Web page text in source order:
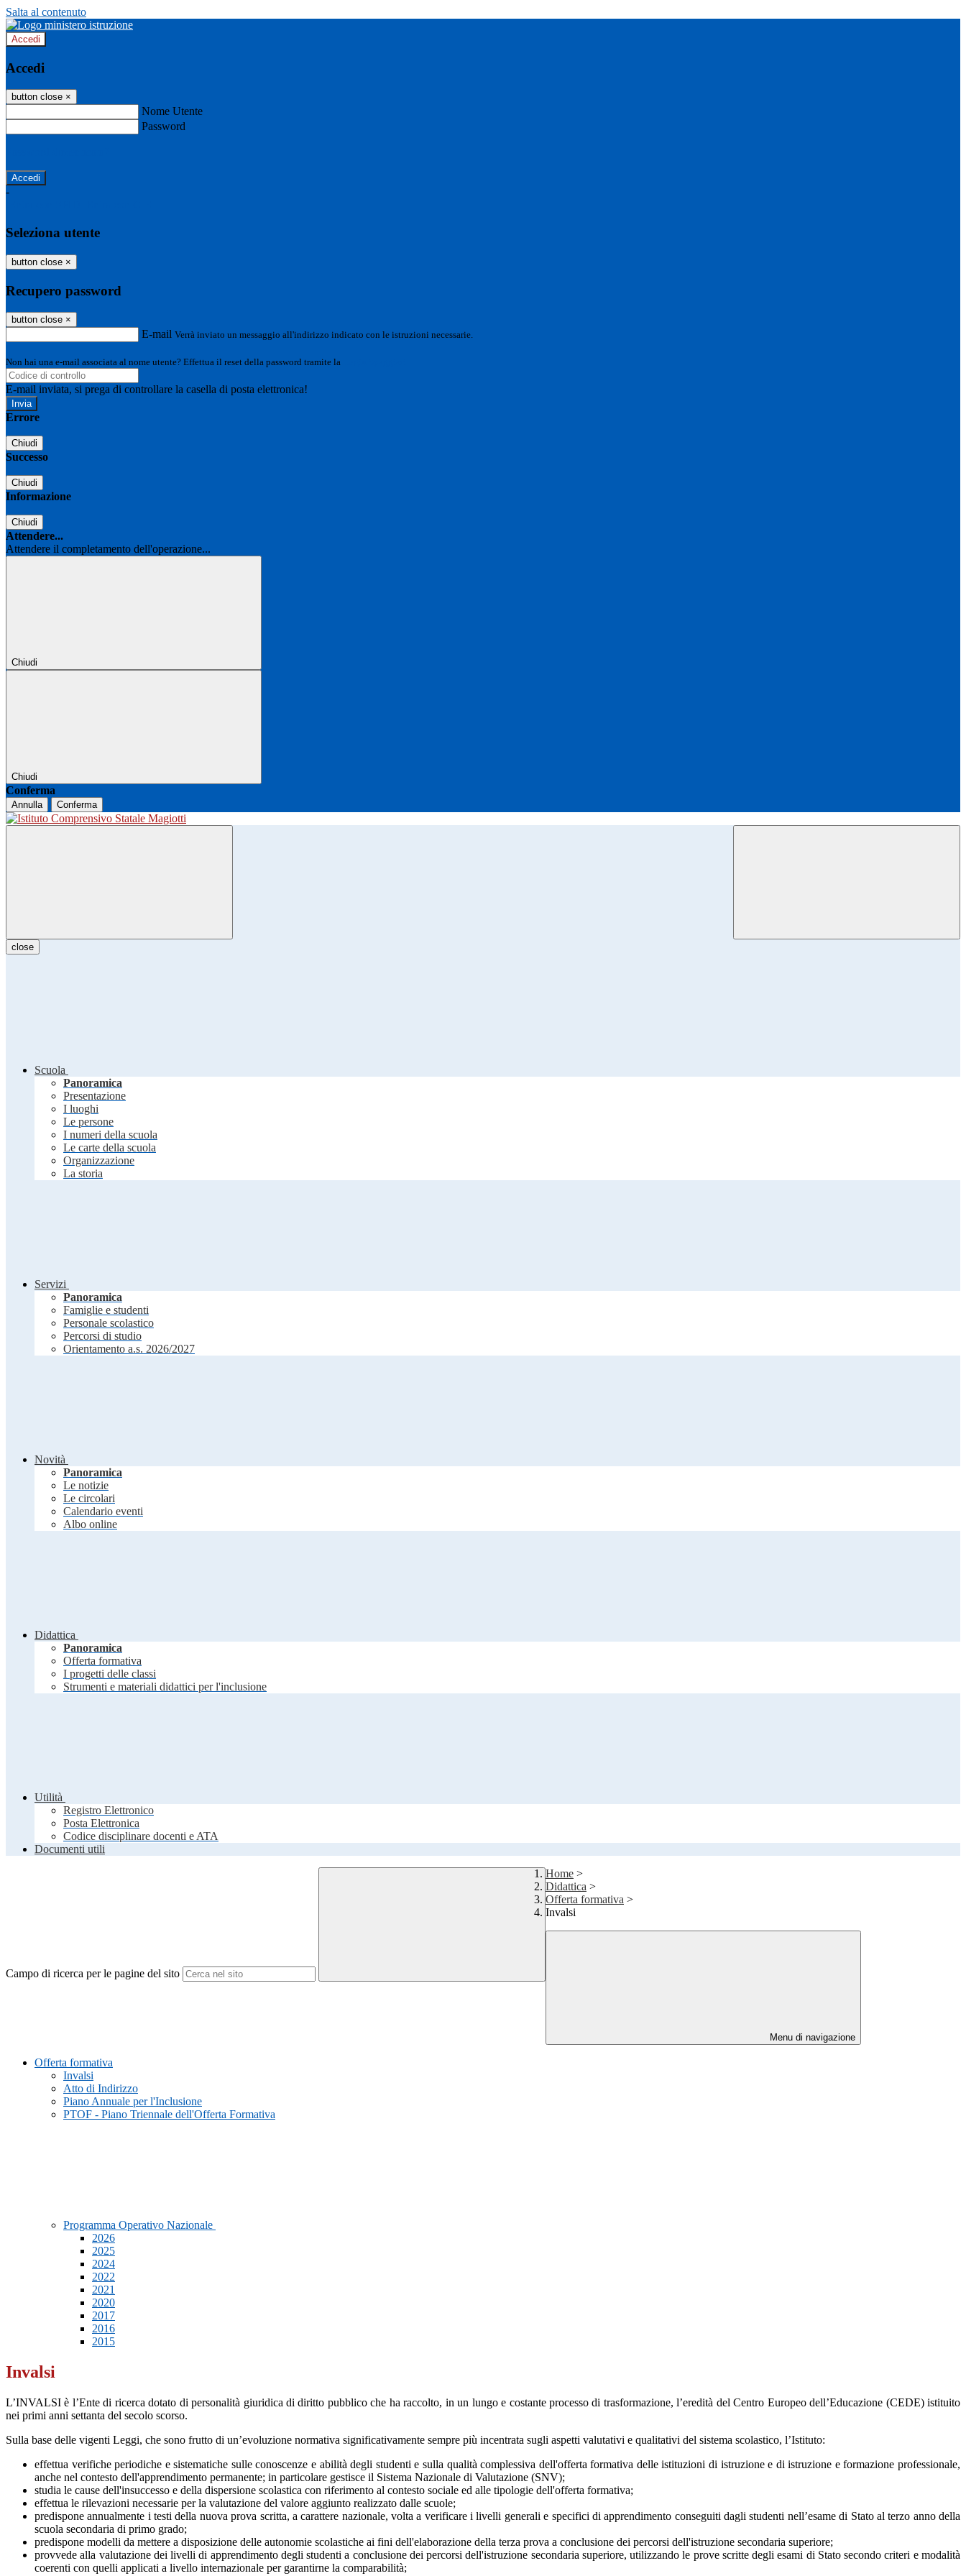
Salta al contenuto
Accedi
Accedi
button close ×
Nome Utente
Password
-
Seleziona utente
button close ×
Recupero password
button close ×
E-mail Verrà inviato un messaggio all'indirizzo indicato con le istruzioni necessarie.
Non hai una e-mail associata al nome utente? Effettua il reset della password tramite la
E-mail inviata, si prega di controllare la casella di posta elettronica!
Errore
Chiudi
Successo
Chiudi
Informazione
Chiudi
Attendere...
Attendere il completamento dell'operazione...
Chiudi
Chiudi
Conferma
Annulla Conferma
close
Scuola
Panoramica
Presentazione
I luoghi
Le persone
I numeri della scuola
Le carte della scuola
Organizzazione
La storia
Servizi
Panoramica
Famiglie e studenti
Personale scolastico
Percorsi di studio
Orientamento a.s. 2026/2027
Novità
Panoramica
Le notizie
Le circolari
Calendario eventi
Albo online
Didattica
Panoramica
Offerta formativa
I progetti delle classi
Strumenti e materiali didattici per l'inclusione
Utilità
Registro Elettronico
Posta Elettronica
Codice disciplinare docenti e ATA
Documenti utili
Campo di ricerca per le pagine del sito
Home >
Didattica >
Offerta formativa >
Invalsi
Menu di navigazione
Offerta formativa
Invalsi
Atto di Indirizzo
Piano Annuale per l'Inclusione
PTOF - Piano Triennale dell'Offerta Formativa
Programma Operativo Nazionale
2026
2025
2024
2022
2021
2020
2017
2016
2015
Invalsi
L’INVALSI è l’Ente di ricerca dotato di personalità giuridica di diritto pubblico che ha raccolto, in un lungo e costante processo di trasformazione, l’eredità del Centro Europeo dell’Educazione (CEDE) istituito
nei primi anni settanta del secolo scorso.
Sulla base delle vigenti Leggi, che sono frutto di un’evoluzione normativa significativamente sempre più incentrata sugli aspetti valutativi e qualitativi del sistema scolastico, l’Istituto:
effettua verifiche periodiche e sistematiche sulle conoscenze e abilità degli studenti e sulla qualità complessiva dell'offerta formativa delle istituzioni di istruzione e di istruzione e formazione professionale,
anche nel contesto dell'apprendimento permanente; in particolare gestisce il Sistema Nazionale di Valutazione (SNV);
studia le cause dell'insuccesso e della dispersione scolastica con riferimento al contesto sociale ed alle tipologie dell'offerta formativa;
effettua le rilevazioni necessarie per la valutazione del valore aggiunto realizzato dalle scuole;
predispone annualmente i testi della nuova prova scritta, a carattere nazionale, volta a verificare i livelli generali e specifici di apprendimento conseguiti dagli studenti nell’esame di Stato al terzo anno della
scuola secondaria di primo grado;
predispone modelli da mettere a disposizione delle autonomie scolastiche ai fini dell'elaborazione della terza prova a conclusione dei percorsi dell'istruzione secondaria superiore;
provvede alla valutazione dei livelli di apprendimento degli studenti a conclusione dei percorsi dell'istruzione secondaria superiore, utilizzando le prove scritte degli esami di Stato secondo criteri e modalità
coerenti con quelli applicati a livello internazionale per garantirne la comparabilità;